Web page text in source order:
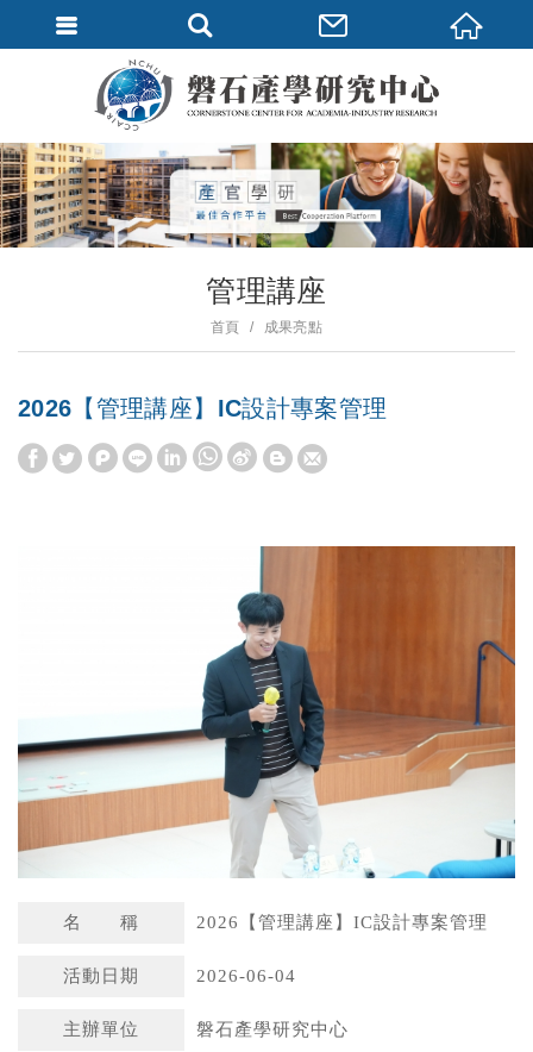
管理講座
首頁 成果亮點
2026【管理講座】IC設計專案管理
A
p
p
a
W
i
b
名 稱 2026【管理講座】IC設計專案管理
活動日期 2026-06-04
主辦單位 磐石產學研究中心